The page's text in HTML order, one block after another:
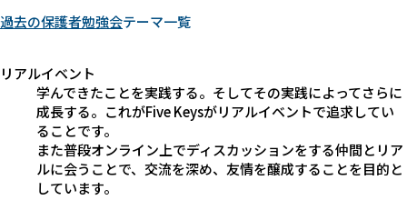
過去の保護者勉強会テーマ一覧
リアルイベント
学んできたことを実践する。そしてその実践によってさらに
成長する。これがFive Keysがリアルイベントで追求してい
ることです。
また普段オンライン上でディスカッションをする仲間とリア
ルに会うことで、交流を深め、友情を醸成することを目的と
しています。